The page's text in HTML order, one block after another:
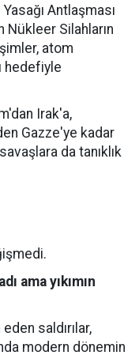
Antlaşması
Nükleer Silahların
atom
hedefiyle
Irak'a,
Gazze'ye kadar
da tanıklık
ama yıkımın
saldırılar,
modern dönemin